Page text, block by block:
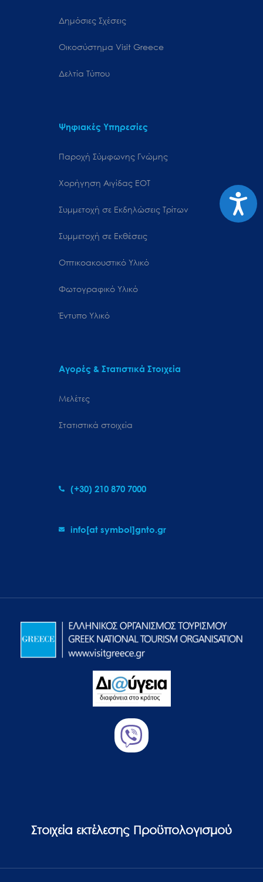
Δημόσιες Σχέσεις
Oικοσύστημα Visit Greece
Δελτία Τύπου
Ψηφιακές Υπηρεσίες
Παροχή Σύμφωνης Γνώμης
Χορήγηση Αιγίδας ΕΟΤ
Συμμετοχή σε Εκδηλώσεις Τρίτων
Συμμετοχή σε Εκθέσεις
Οπτικοακουστικό Υλικό
Φωτογραφικό Υλικό
Έντυπο Υλικό
Αγορές & Στατιστικά Στοιχεία
Μελέτες
Στατιστικά στοιχεία
(+30) 210 870 7000
info[at symbol]gnto.gr
Στοιχεία εκτέλεσης Προϋπολογισμού